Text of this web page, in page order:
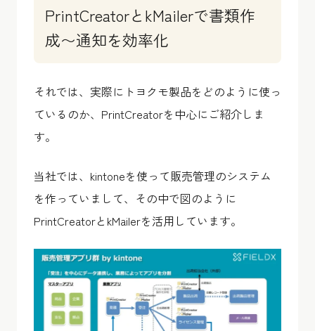
PrintCreatorとkMailerで書類作
成〜通知を効率化
それでは、実際にトヨクモ製品をどのように使っ
ているのか、PrintCreatorを中心にご紹介しま
す。
当社では、kintoneを使って販売管理のシステム
を作っていまして、その中で図のように
PrintCreatorとkMailerを活用しています。